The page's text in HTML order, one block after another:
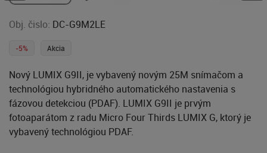
Obj. čislo: DC-G9M2LE
-5% Akcia
Nový LUMIX G9II, je vybavený novým 25M snímačom a
technológiou hybridného automatického nastavenia s
fázovou detekciou (PDAF). LUMIX G9II je prvým
fotoaparátom z radu Micro Four Thirds LUMIX G, ktorý je
vybavený technológiou PDAF.